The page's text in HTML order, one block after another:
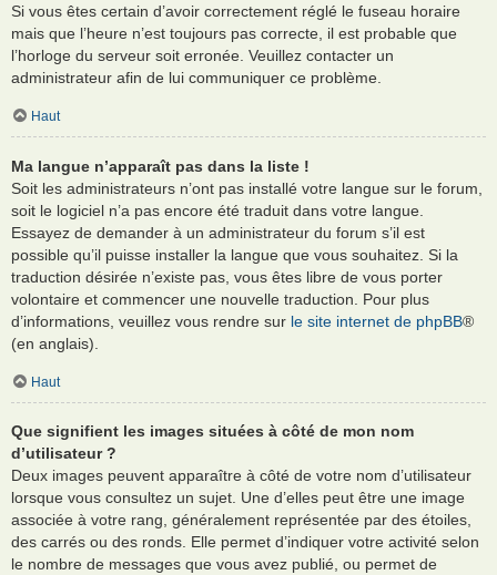
Si vous êtes certain d’avoir correctement réglé le fuseau horaire
mais que l’heure n’est toujours pas correcte, il est probable que
l’horloge du serveur soit erronée. Veuillez contacter un
administrateur afin de lui communiquer ce problème.
Haut
Ma langue n’apparaît pas dans la liste !
Soit les administrateurs n’ont pas installé votre langue sur le forum,
soit le logiciel n’a pas encore été traduit dans votre langue.
Essayez de demander à un administrateur du forum s’il est
possible qu’il puisse installer la langue que vous souhaitez. Si la
traduction désirée n’existe pas, vous êtes libre de vous porter
volontaire et commencer une nouvelle traduction. Pour plus
d’informations, veuillez vous rendre sur le site internet de phpBB®
(en anglais).
Haut
Que signifient les images situées à côté de mon nom
d’utilisateur ?
Deux images peuvent apparaître à côté de votre nom d’utilisateur
lorsque vous consultez un sujet. Une d’elles peut être une image
associée à votre rang, généralement représentée par des étoiles,
des carrés ou des ronds. Elle permet d’indiquer votre activité selon
le nombre de messages que vous avez publié, ou permet de